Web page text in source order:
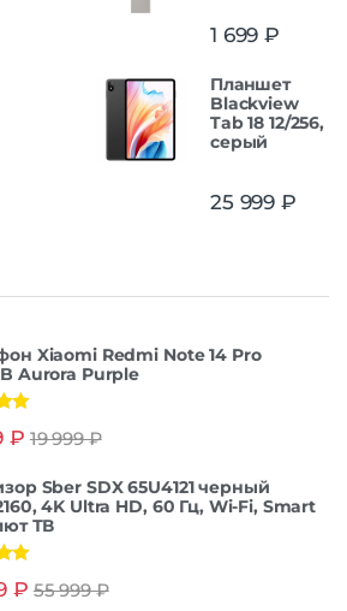
1 699 ₽
Планшет
Blackview
Tab 18 12/256,
серый
25 999 ₽
Xiaomi Redmi Note 14 Pro
Aurora Purple
₽ 19 999₽
Sber SDX 65U4121 черный
4K Ultra HD, 60 Гц, Wi-Fi, Smart
ТВ
₽ 55 999₽